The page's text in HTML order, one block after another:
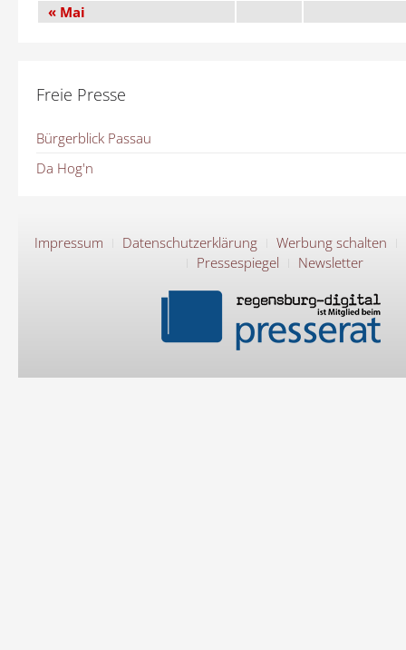
« Mai
Freie Presse
Bürgerblick Passau
Da Hog'n
Impressum Datenschutzerklärung
Werbung schalten
Pressespiegel
Newsletter